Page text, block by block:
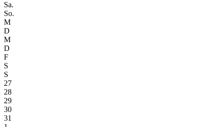
Sa.
So.
M
D
M
D
F
S
S
27
28
29
30
31